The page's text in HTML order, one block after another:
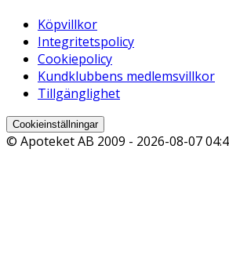
Köpvillkor
Integritetspolicy
Cookiepolicy
Kundklubbens medlemsvillkor
Tillgänglighet
Cookieinställningar
© Apoteket AB 2009 - 2026-08-07